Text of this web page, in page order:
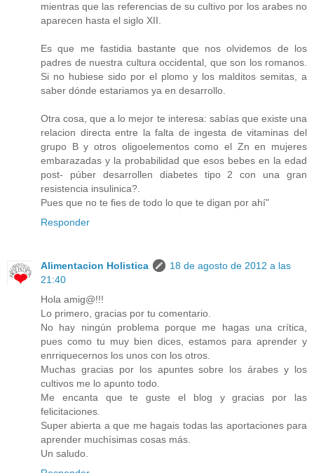
mientras que las referencias de su cultivo por los arabes no
aparecen hasta el siglo XII.
Es que me fastidia bastante que nos olvidemos de los
padres de nuestra cultura occidental, que son los romanos.
Si no hubiese sido por el plomo y los malditos semitas, a
saber dónde estariamos ya en desarrollo.
Otra cosa, que a lo mejor te interesa: sabías que existe una
relacion directa entre la falta de ingesta de vitaminas del
grupo B y otros oligoelementos como el Zn en mujeres
embarazadas y la probabilidad que esos bebes en la edad
post- púber desarrollen diabetes tipo 2 con una gran
resistencia insulinica?.
Pues que no te fies de todo lo que te digan por ahí"
Responder
Alimentacion Holistica
18 de agosto de 2012 a las
21:40
Hola amig@!!!
Lo primero, gracias por tu comentario.
No hay ningún problema porque me hagas una crítica,
pues como tu muy bien dices, estamos para aprender y
enrriquecernos los unos con los otros.
Muchas gracias por los apuntes sobre los árabes y los
cultivos me lo apunto todo.
Me encanta que te guste el blog y gracias por las
felicitaciones.
Super abierta a que me hagais todas las aportaciones para
aprender muchísimas cosas más.
Un saludo.